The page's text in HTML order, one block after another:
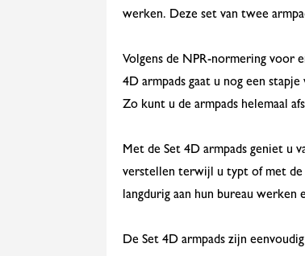
werken. Deze set van twee
Volgens de NPR-normering voor
4D armpads gaat u nog een
Zo kunt u de armpads helemaal
Met de Set 4D armpads geniet u
verstellen terwijl u typt of met de
langdurig aan hun bureau
De Set 4D armpads zijn